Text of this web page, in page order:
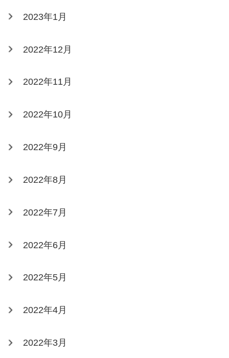
2023年1月
2022年12月
2022年11月
2022年10月
2022年9月
2022年8月
2022年7月
2022年6月
2022年5月
2022年4月
2022年3月